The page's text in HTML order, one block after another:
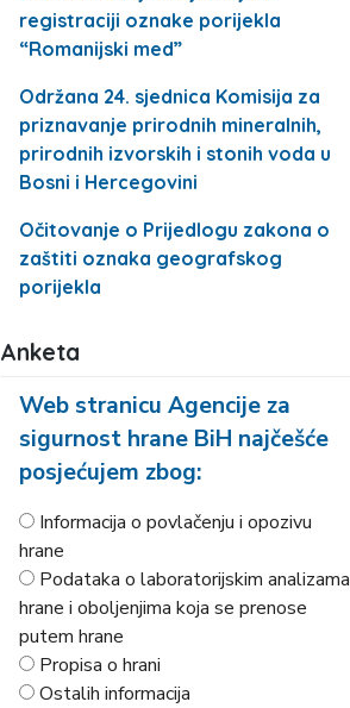
registraciji oznake porijekla
“Romanijski med”
Održana 24. sjednica Komisija za
priznavanje prirodnih mineralnih,
prirodnih izvorskih i stonih voda u
Bosni i Hercegovini
Očitovanje o Prijedlogu zakona o
zaštiti oznaka geografskog
porijekla
Anketa
Web stranicu Agencije za
sigurnost hrane BiH najčešće
posjećujem zbog:
Informacija o povlačenju i opozivu
hrane
Podataka o laboratorijskim analizama
hrane i oboljenjima koja se prenose
putem hrane
Propisa o hrani
Ostalih informacija